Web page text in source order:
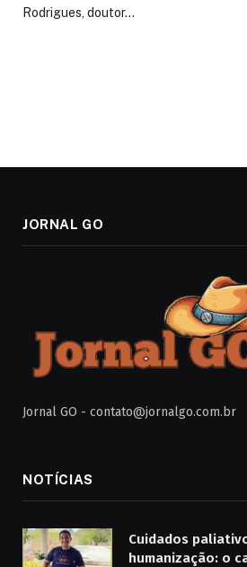
Rodrigues, doutor…
JORNAL GO
Jornal GO - contato@jornalgo.com.br
NOTÍCIAS
Cuidados
humanização: o